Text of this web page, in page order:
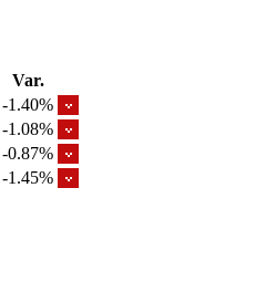
Var.
-1.40%
-1.08%
-0.87%
-1.45%